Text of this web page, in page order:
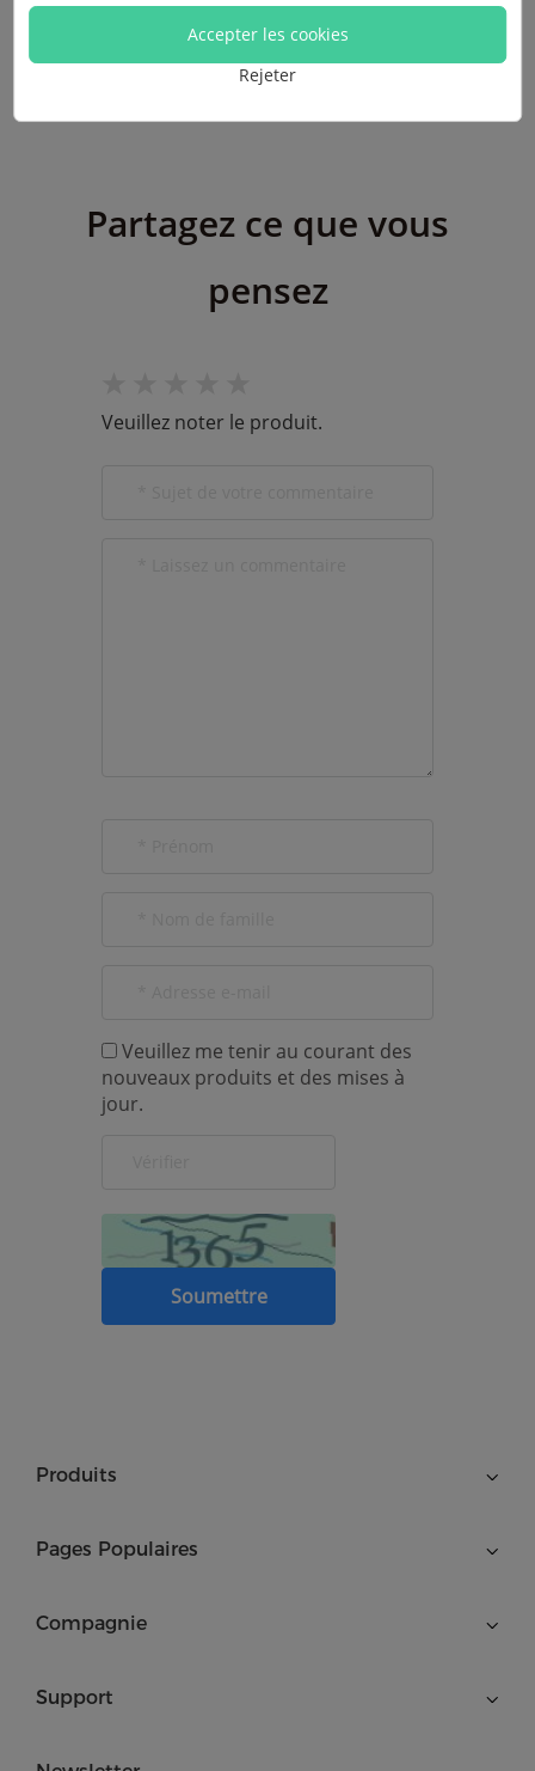
Écrivez vos avis
Partagez ce que vous
pensez
Veuillez noter le produit.
Veuillez me tenir au courant des
nouveaux produits et des mises à
jour.
Produits
Pages Populaires
Compagnie
Support
Accepter les cookies
Rejeter